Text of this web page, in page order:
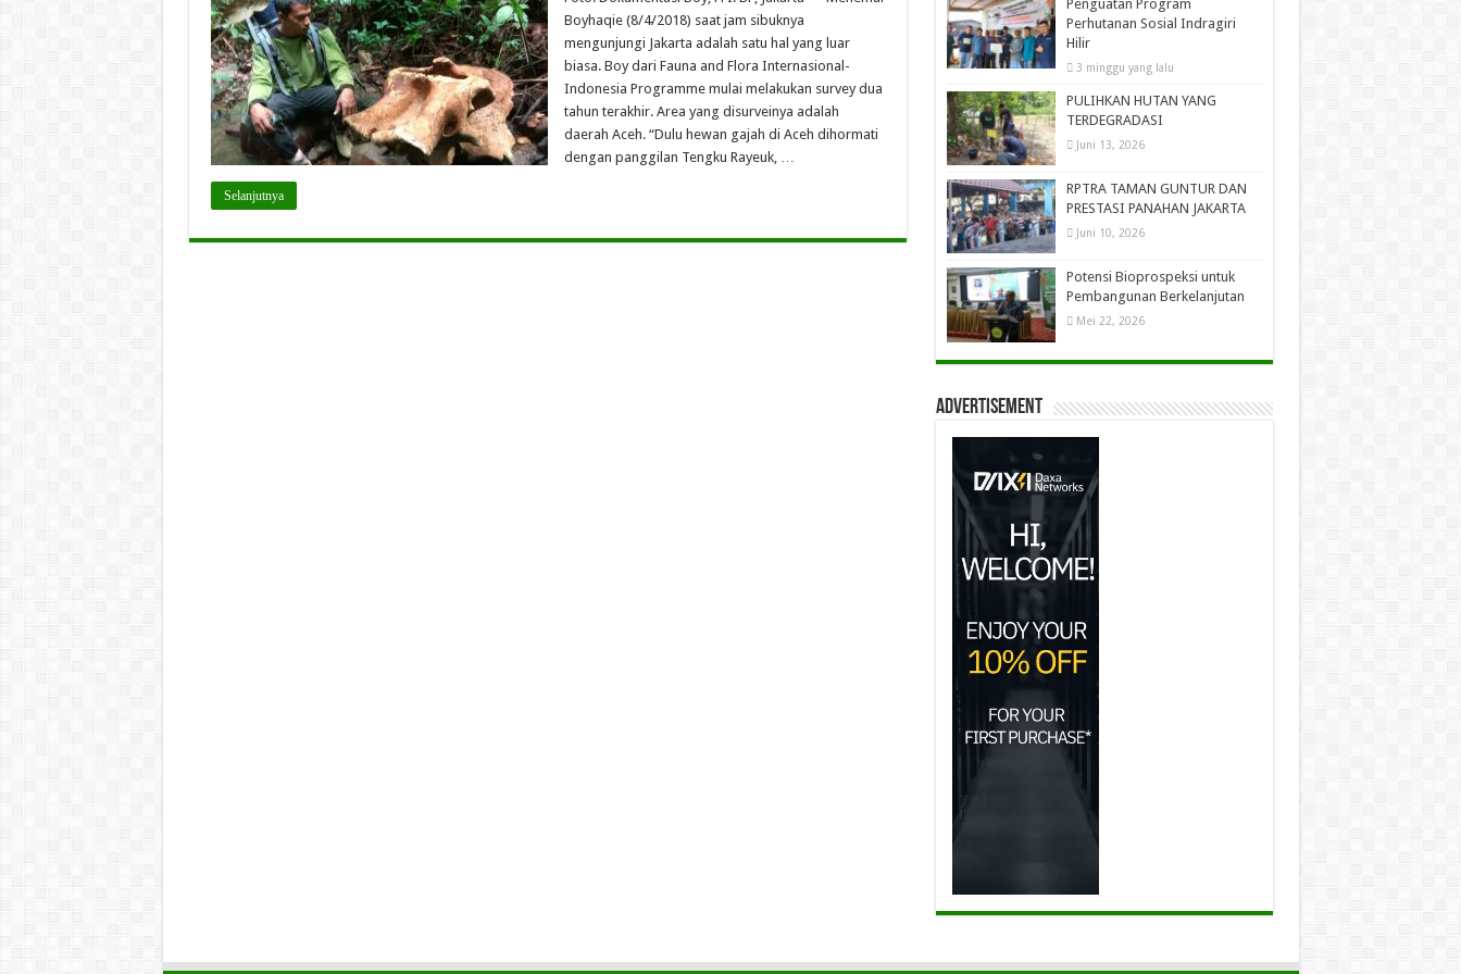
Boyhaqie (8/4/2018) saat jam sibuknya
mengunjungi Jakarta adalah satu hal yang luar
biasa. Boy dari Fauna and Flora Internasional-
Indonesia Programme mulai melakukan survey dua
tahun terakhir. Area yang disurveinya adalah
daerah Aceh. “Dulu hewan gajah di Aceh dihormati
dengan panggilan Tengku Rayeuk, …
Selanjutnya
Penguatan Program
Perhutanan Sosial Indragiri
Hilir
3 minggu yang lalu
PULIHKAN HUTAN YANG
TERDEGRADASI
Juni 13, 2026
RPTRA TAMAN GUNTUR DAN
PRESTASI PANAHAN JAKARTA
Juni 10, 2026
Potensi Bioprospeksi untuk
Pembangunan Berkelanjutan
Mei 22, 2026
Advertisement